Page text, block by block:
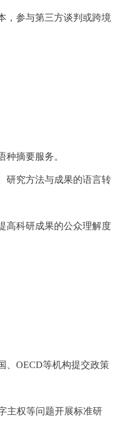
，参与第三方谈判或跨境
摘要服务。
研究方法与成果的语言转
高科研成果的公众理解度
OECD等机构提交政策
主权等问题开展标准研